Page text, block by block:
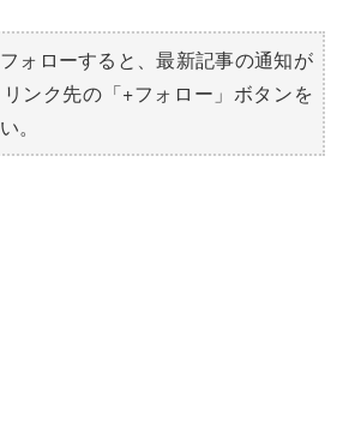
ォローすると、最新記事の通知が
ンク先の「+フォロー」ボタンを
。